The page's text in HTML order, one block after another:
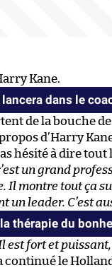
Kane.
lancera dans le
de la bouche
d’Harry
hésité à dire
un grand
Il montre tout ça
un leader. C’est
thérapie du
est fort et
continué le